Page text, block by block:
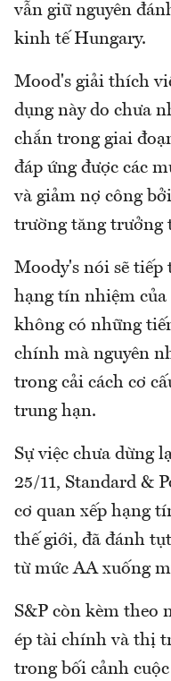
vẫn giữ nguyên
kinh tế Hungary.
Mood's giải thích
dụng này do chưa
chắn trong giai
đáp ứng được các
và giảm nợ công
trường tăng trưởng
Moody's nói sẽ tiếp
hạng tín nhiệm của
không có những
chính mà nguyên
trong cải cách cơ
trung hạn.
Sự việc chưa dừng
25/11, Standard &
cơ quan xếp hạng
thế giới, đã đánh
từ mức AA xuống
S&P còn kèm theo
ép tài chính và thị
trong bối cảnh